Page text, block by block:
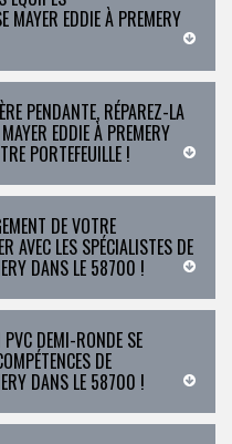
MAYER EDDIE À PREMERY
PENDANTE, RÉPAREZ-LA
EDDIE À PREMERY
PORTEFEUILLE !
DE VOTRE
AVEC LES SPÉCIALISTES DE
DANS LE 58700 !
DEMI-RONDE SE
DE
DANS LE 58700 !